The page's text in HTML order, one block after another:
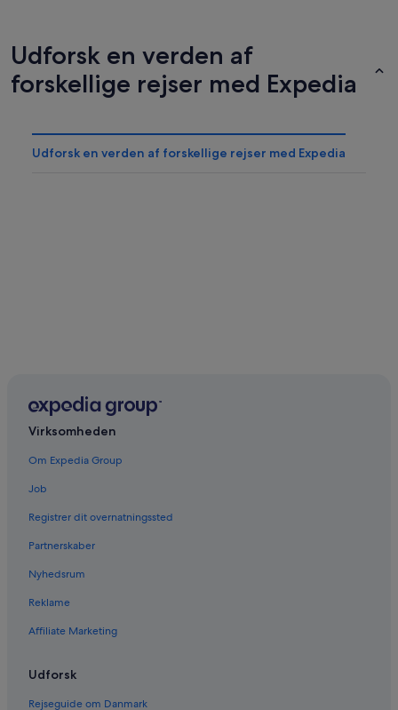
Udforsk en verden af
forskellige rejser med Expedia
Udforsk en verden af forskellige rejser med Expedia
Virksomheden
Om Expedia Group
Job
Registrer dit overnatningssted
Partnerskaber
Nyhedsrum
Reklame
Affiliate Marketing
Udforsk
Rejseguide om Danmark